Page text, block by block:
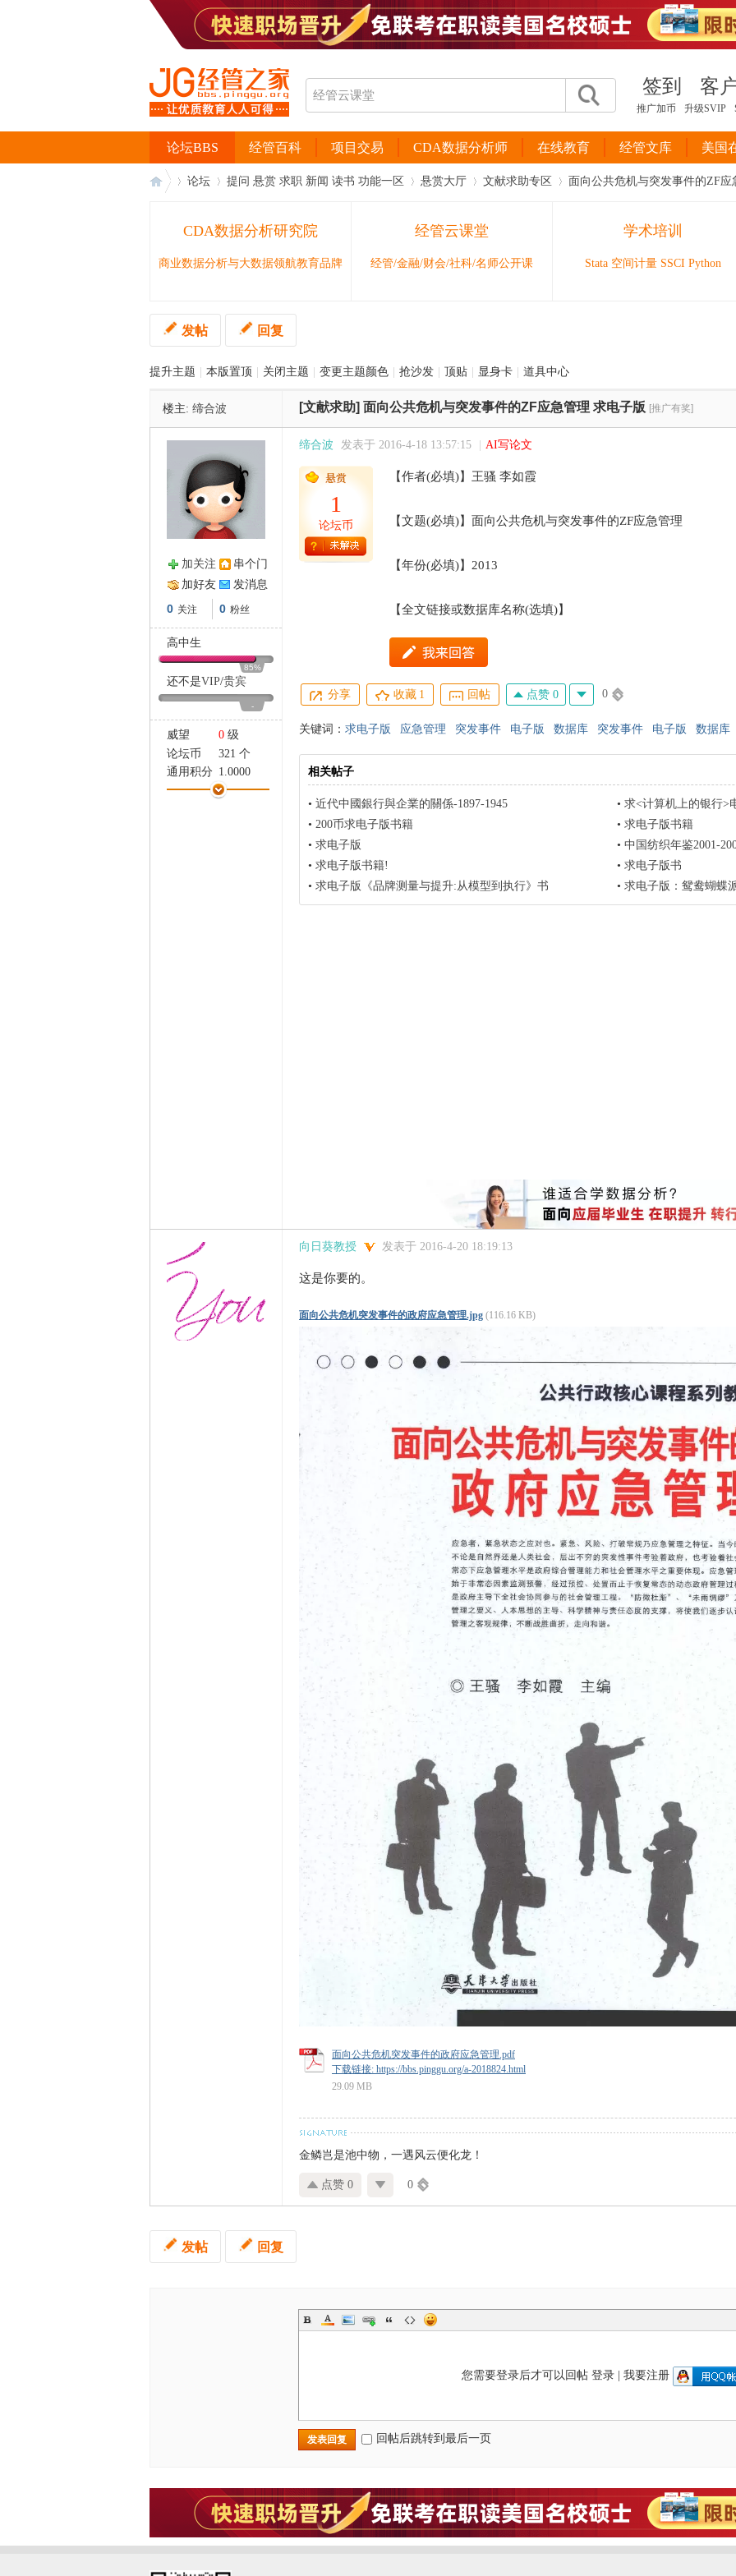
签到 客
推广加币 升级SVIP
经管百科 项目交易 CDA数据分析师 在线教育 经管文库 美国
论坛BBS
论坛 提问 悬赏 求职 新闻 读书 功能一区 悬赏大厅 文献求助专区 面向公共危机与突发事件的ZF应
CDA数据分析研究院
商业数据分析与大数据领航教育品牌
经管云课堂
经管/金融/财会/社科/名师公开课
学术培训
Stata 空间计量 SSCI Python
发帖 回复
提升主题 本版置顶 关闭主题 变更主题颜色 抢沙发 顶贴 显身卡 道具中心
楼主: 缔合波 [文献求助] 面向公共危机与突发事件的ZF应急管理 求电子版 [推广有奖]
加关注
串个门
加好友
发消息
0 关注 0 粉丝
高中生
85%
还不是VIP/贵宾
-
威望 0 级
论坛币
321 个
通用积分 1.0000
学术水平
0 点
缔合波 发表于 2016-4-18 13:57:15 AI写论文
1
论坛币
【作者(必填)】王骚 李如霞
【文题(必填)】面向公共危机与突发事件的ZF应急管理
【年份(必填)】2013
【全文链接或数据库名称(选填)】
分享 收藏 1 回帖 点赞 0 0
关键词： 求电子版 应急管理 突发事件 电子版 数据库 突发事件 电子版 数据库
相关帖子
• 近代中國銀行與企業的關係-1897-1945 • 求<计算机上的银行>
• 200币求电子版书籍 • 求电子版书籍
• 求电子版 • 中国纺织年鉴2001-
• 求电子版书籍! • 求电子版书
• 求电子版《品牌测量与提升:从模型到执行》书 • 求电子版：鸳鸯蝴蝶
向日葵教授 发表于 2016-4-20 18:19:13
这是你要的。
面向公共危机突发事件的政府应急管理.jpg (116.16 KB)
面向公共危机突发事件的政府应急管理.pdf
下载链接: https://bbs.pinggu.org/a-2018824.html
29.09 MB
金鳞岂是池中物，一遇风云便化龙！
点赞 0 0
发帖 回复
您需要登录后才可以回帖 登录| 我要注册
发表回复 回帖后跳转到最后一页